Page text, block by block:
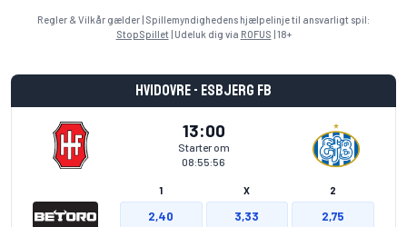
Regler & Vilkår gælder | Spillemyndighedens hjælpelinje til ansvarligt spil:
StopSpillet| Udeluk dig via ROFUS | 18+
Hvidovre - Esbjerg fB
13:00
Starter om
08:55:56
1 X 2
2,40 3,33 2,75